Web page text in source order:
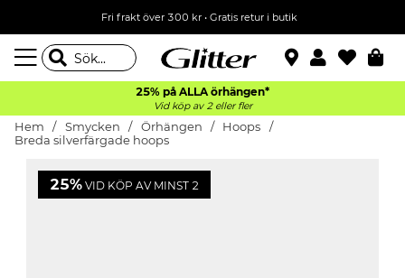
Fri frakt över 300 kr• Gratis retur i butik
25% på ALLA örhängen*
Vid köp av 2 eller fler
Hem Smycken Örhängen
Hoops
Breda silverfärgade hoops
25% VID KÖP AV MINST 2